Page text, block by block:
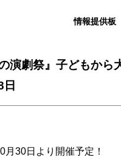
情報提供板
演劇祭』子どもか
月30日より開催予定！